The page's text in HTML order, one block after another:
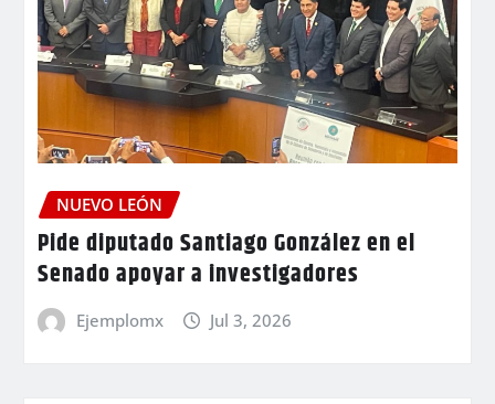
NUEVO LEÓN
Pide diputado Santiago González en el
Senado apoyar a investigadores
Ejemplomx Jul 3, 2026